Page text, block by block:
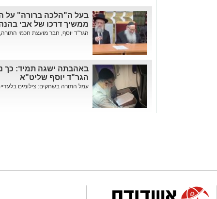
בעל ה"הלכה ברורה" על
ממשיך דרכו של אבי
הגר"ד יוסף, חבר מועצת חכמי
באהבתה ישגה תמיד: כך
הגר"ד יוסף שליט"א
עמל התורה בשחקים: צילומים